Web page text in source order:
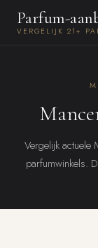
Parfum-
VERGELIJK 21+
Vergelijk actuele
parfumwinkels.